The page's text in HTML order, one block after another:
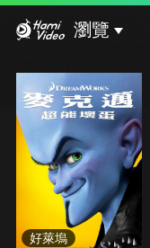
瀏覽
好萊塢